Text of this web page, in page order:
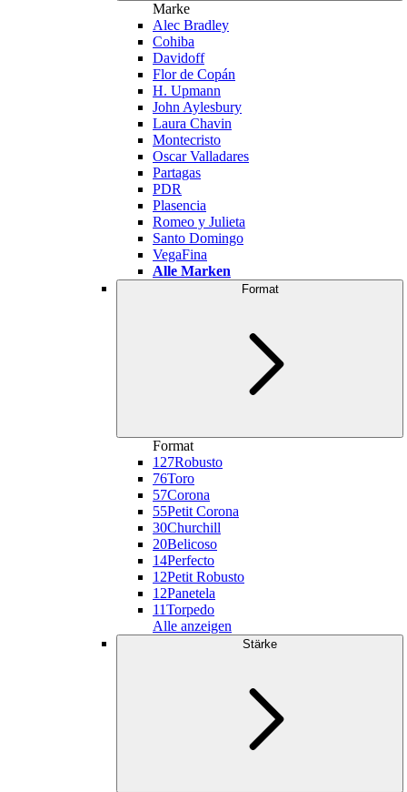
Marke
Alec Bradley
Cohiba
Davidoff
Flor de Copán
H. Upmann
John Aylesbury
Laura Chavin
Montecristo
Oscar Valladares
Partagas
PDR
Plasencia
Romeo y Julieta
Santo Domingo
VegaFina
Alle Marken
Format
Format
127Robusto
76Toro
57Corona
55Petit Corona
30Churchill
20Belicoso
14Perfecto
12Petit Robusto
12Panetela
11Torpedo
Alle anzeigen
Stärke